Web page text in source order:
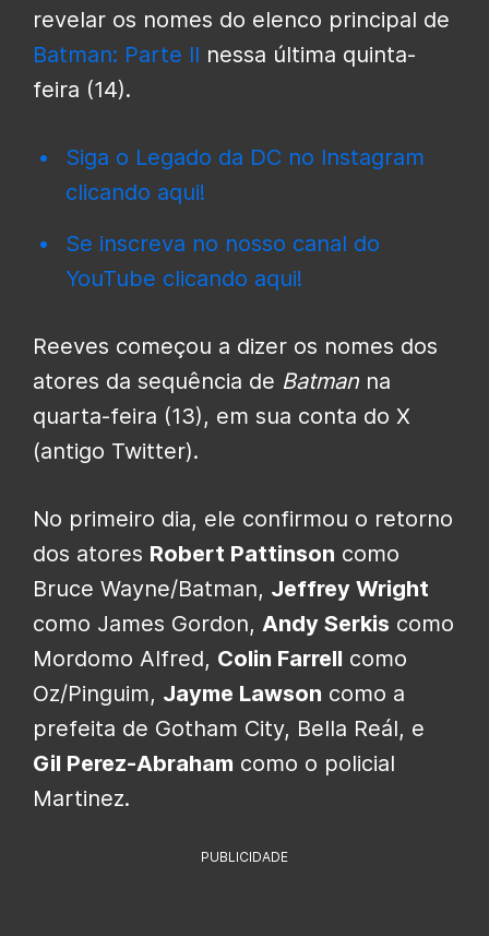
revelar os nomes do elenco principal de
Batman: Parte II nessa última quinta-
feira (14).
Siga o Legado da DC no Instagram
clicando aqui!
Se inscreva no nosso canal do
YouTube clicando aqui!
Reeves começou a dizer os nomes dos
atores da sequência de Batman na
quarta-feira (13), em sua conta do X
(antigo Twitter).
No primeiro dia, ele confirmou o retorno
dos atores Robert Pattinson como
Bruce Wayne/Batman, Jeffrey Wright
como James Gordon, Andy Serkis como
Mordomo Alfred, Colin Farrell como
Oz/Pinguim, Jayme Lawson como a
prefeita de Gotham City, Bella Reál, e
Gil Perez-Abraham como o policial
Martinez.
PUBLICIDADE